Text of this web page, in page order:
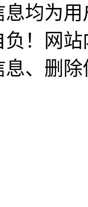
息均为
！网
、删